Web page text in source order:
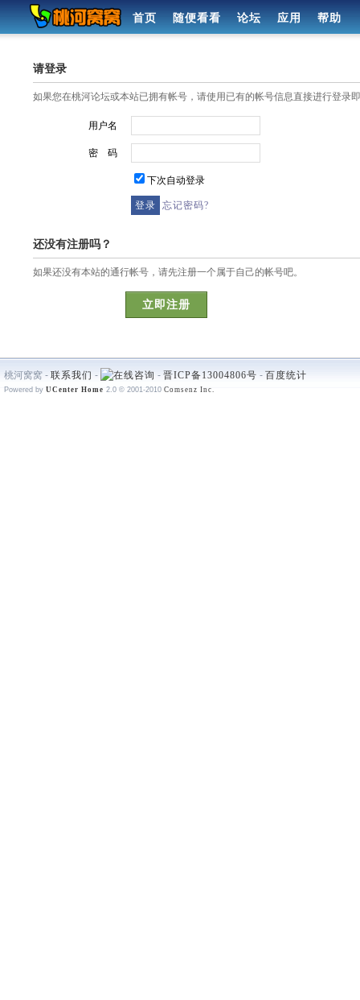
首页 随便看看 论坛 应用 帮助
请登录
如果您在桃河论坛或本站已拥有帐号，请使用已有的帐号信息直接进行登录
用户名
密 码
下次自动登录
忘记密码?
还没有注册吗？
如果还没有本站的通行帐号，请先注册一个属于自己的帐号吧。
立即注册
桃河窝窝 - 联系我们 - - 晋ICP备13004806号 - 百度统计
Powered by UCenter Home 2.0 © 2001-2010 Comsenz Inc.